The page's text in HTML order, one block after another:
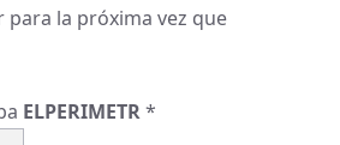
para la próxima vez que
ELPERIMETR*